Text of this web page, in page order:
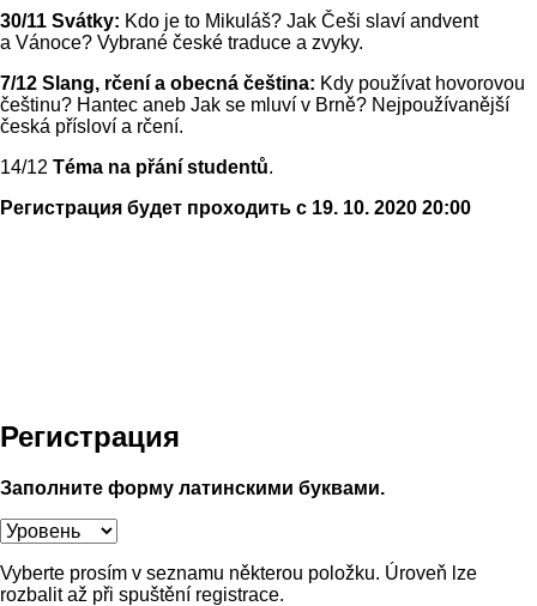
30/11 Svátky: Kdo je to Mikuláš? Jak Češi slaví andvent
a Vánoce? Vybrané české traduce a zvyky.
7/12 Slang, rčení a obecná čeština: Kdy používat hovorovou
češtinu? Hantec aneb Jak se mluví v Brně? Nejpoužívanější
česká přísloví a rčení.
14/12 Téma na přání studentů.
Регистрация будет проходить с 19. 10. 2020 20:00
Регистрация
Заполните форму латинскими буквами.
Vyberte prosím v seznamu některou položku. Úroveň lze
rozbalit až při spuštění registrace.